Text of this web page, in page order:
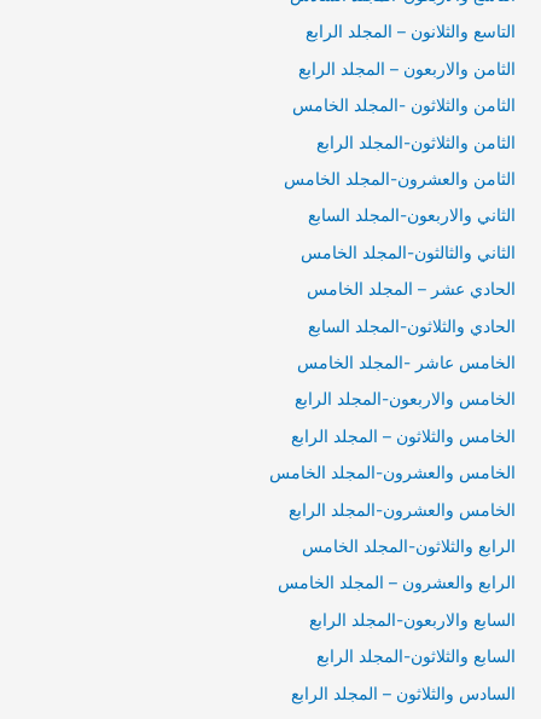
التاسع والثلانون – المجلد الرابع
الثامن والاربعون – المجلد الرابع
الثامن والثلاثون -المجلد الخامس
الثامن والثلاثون-المجلد الرابع
الثامن والعشرون-المجلد الخامس
الثاني والاربعون-المجلد السابع
الثاني والثالثون-المجلد الخامس
الحادي عشر – المجلد الخامس
الحادي والثلاثون-المجلد السابع
الخامس عاشر -المجلد الخامس
الخامس والاربعون-المجلد الرابع
الخامس والثلاثون – المجلد الرابع
الخامس والعشرون-المجلد الخامس
الخامس والعشرون-المجلد الرابع
الرابع والثلاثون-المجلد الخامس
الرابع والعشرون – المجلد الخامس
السابع والاربعون-المجلد الرابع
السابع والثلاثون-المجلد الرابع
السادس والثلاثون – المجلد الرابع